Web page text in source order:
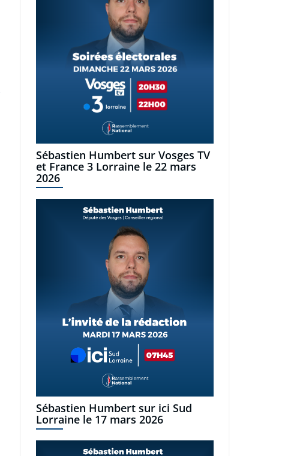
Sébastien Humbert sur Vosges TV
et France 3 Lorraine le 22 mars
2026
Sébastien Humbert sur ici Sud
Lorraine le 17 mars 2026